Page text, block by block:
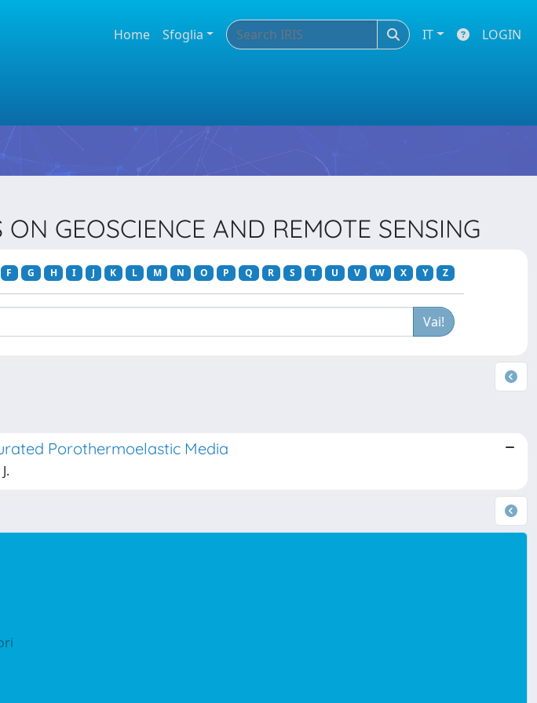
Home Sfoglia IT LOGIN
GEOSCIENCE AND REMOTE SENSING
F G H I J K L M N O P Q R S T U V W X Y Z
Porothermoelastic Media